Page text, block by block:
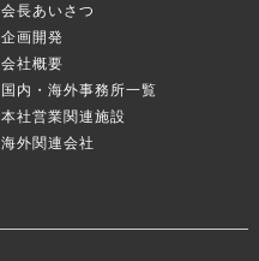
会長あいさつ
企画開発
会社概要
国内・海外事務所一覧
本社営業関連施設
海外関連会社